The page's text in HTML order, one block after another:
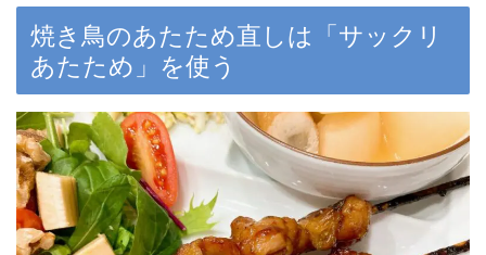
焼き鳥のあたため直しは「サックリ
あたため」を使う